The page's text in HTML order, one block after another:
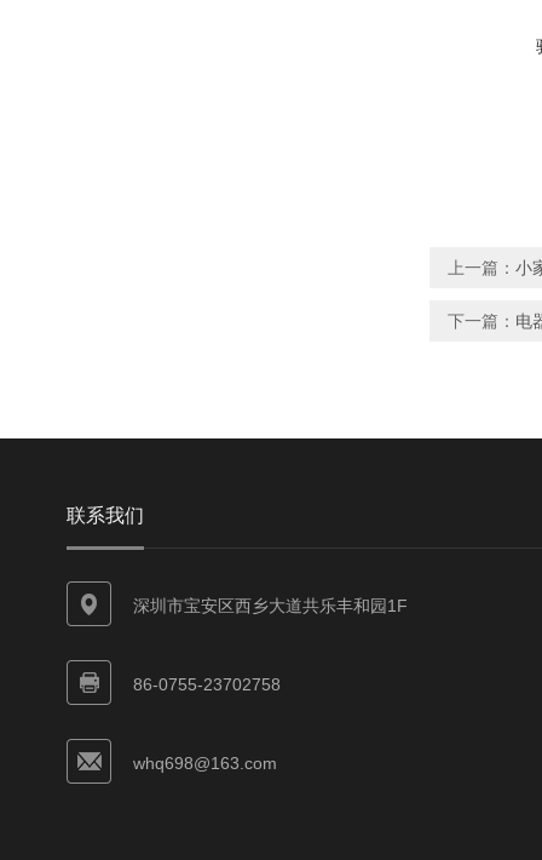
上一篇： 小
下一篇： 电
联系我们
深圳市宝安区西乡大道共乐丰和园1F
86-0755-23702758
whq698@163.com